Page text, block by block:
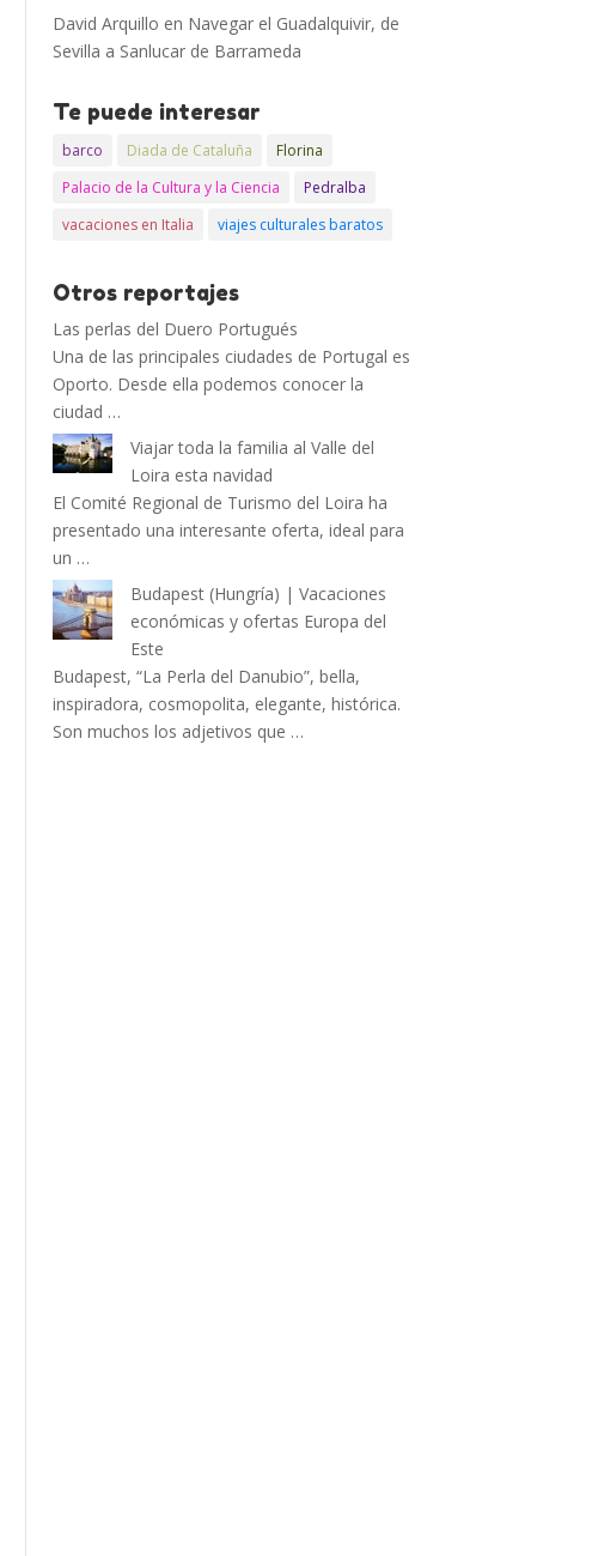
David Arquillo en Navegar el Guadalquivir, de
Sevilla a Sanlucar de Barrameda
Te puede interesar
barco Diada de Cataluña
Florina
Palacio de la Cultura y la Ciencia
Pedralba
vacaciones en Italia
viajes culturales baratos
Otros reportajes
Las perlas del Duero Portugués
Una de las principales ciudades de Portugal es
Oporto. Desde ella podemos conocer la
ciudad …
Viajar toda la familia al Valle del
Loira esta navidad
El Comité Regional de Turismo del Loira ha
presentado una interesante oferta, ideal para
un …
Budapest (Hungría) | Vacaciones
económicas y ofertas Europa del
Este
Budapest, “La Perla del Danubio”, bella,
inspiradora, cosmopolita, elegante, histórica.
Son muchos los adjetivos que …